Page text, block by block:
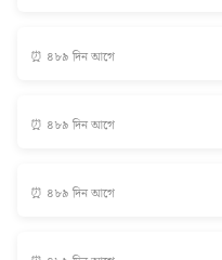
⏰ ৪৮৯ দিন আগে
⏰ ৪৮৯ দিন আগে
⏰ ৪৮৯ দিন আগে